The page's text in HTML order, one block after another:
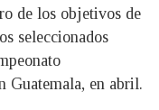
de los objetivos de
seleccionados
Guatemala, en abril.